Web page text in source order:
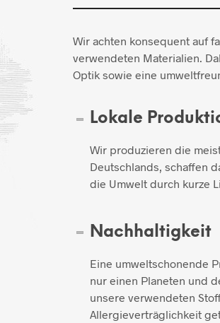
Wir achten konsequent auf
verwendeten Materialien.
Optik sowie eine
Lokale
Wir produzieren die
Deutschlands, schaffen
die Umwelt durch kurze
Nachhaltigkeit
Eine umweltschonende
nur einen Planeten und
unsere verwendeten
Allergieverträglichkeit